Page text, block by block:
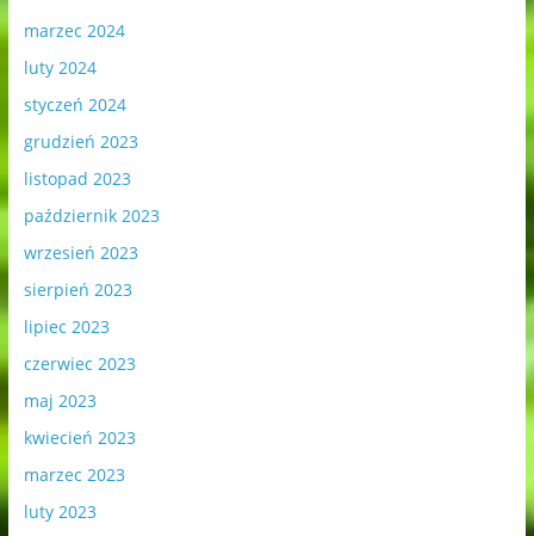
marzec 2024
luty 2024
styczeń 2024
grudzień 2023
listopad 2023
październik 2023
wrzesień 2023
sierpień 2023
lipiec 2023
czerwiec 2023
maj 2023
kwiecień 2023
marzec 2023
luty 2023